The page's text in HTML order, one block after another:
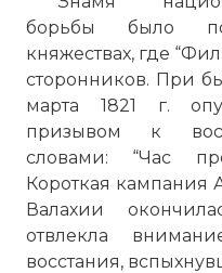
борьбы было
княжествах, где
сторонников. При
марта 1821 г.
призывом к
словами: “Час
Короткая кампания
Валахии
отвлекла
восстания,